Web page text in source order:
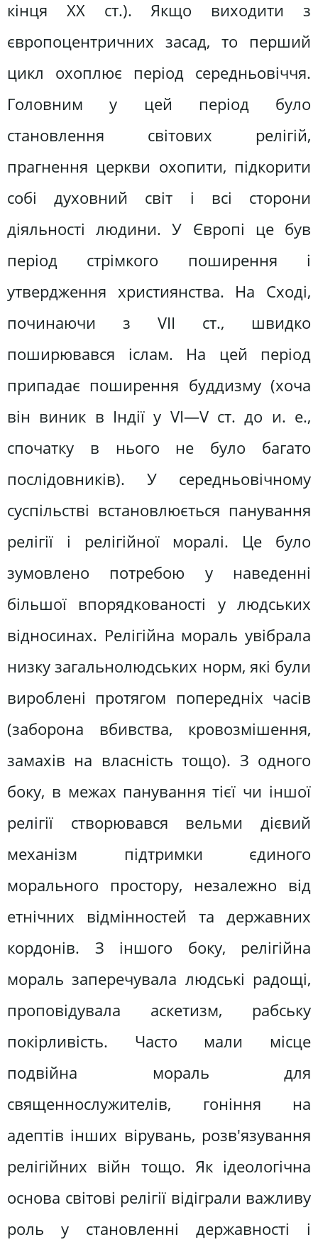
кінця XX ст.). Якщо виходити з
європоцентричних засад, то перший
цикл охоплює період середньовіччя.
Головним у цей період було
становлення світових релігій,
прагнення церкви охопити, підкорити
собі духовний світ і всі сторони
діяльності людини. У Європі це був
період стрімкого поширення і
утвердження християнства. На Сході,
починаючи з VII ст., швидко
поширювався іслам. На цей період
припадає поширення буддизму (хоча
він виник в Індії у VI—V ст. до и. е.,
спочатку в нього не було багато
послідовників). У середньовічному
суспільстві встановлюється панування
релігії і релігійної моралі. Це було
зумовлено потребою у наведенні
більшої впорядкованості у людських
відносинах. Релігійна мораль увібрала
низку загальнолюдських норм, які були
вироблені протягом попередніх часів
(заборона вбивства, кровозмішення,
замахів на власність тощо). З одного
боку, в межах панування тієї чи іншої
релігії створювався вельми дієвий
механізм підтримки єдиного
морального простору, незалежно від
етнічних відмінностей та державних
кордонів. З іншого боку, релігійна
мораль заперечувала людські радощі,
проповідувала аскетизм, рабську
покірливість. Часто мали місце
подвійна мораль для
священнослужителів, гоніння на
адептів інших вірувань, розв'язування
релігійних війн тощо. Як ідеологічна
основа світові релігії відіграли важливу
роль у становленні державності і